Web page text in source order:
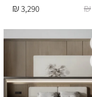
₪
₪ 3,290